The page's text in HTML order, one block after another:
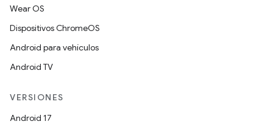
Wear OS
Dispositivos ChromeOS
Android para vehículos
Android TV
VERSIONES
Android 17